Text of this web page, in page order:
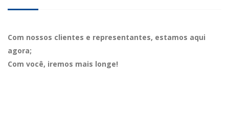
Com nossos clientes e representantes, estamos aqui
agora;
Com você, iremos mais longe!